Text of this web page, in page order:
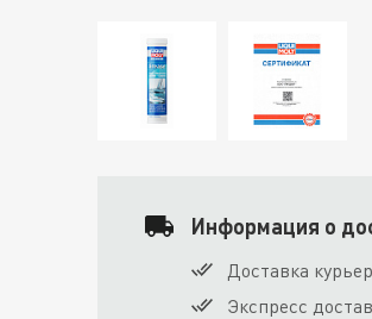
Информация о
Доставка
Экспресс